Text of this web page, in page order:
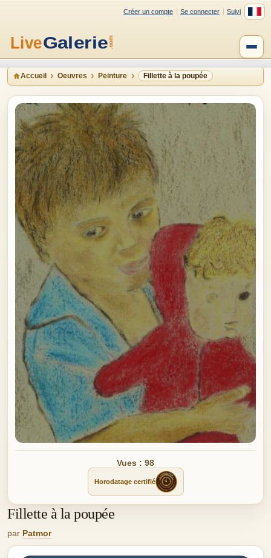
Créer un compte Se connecter Suivi
Accueil Oeuvres Peinture Fillette à la poupée
Vues : 98
Horodatage certifié
Fillette à la poupée
par Patmor